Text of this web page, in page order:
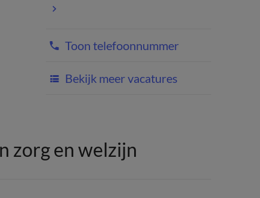
Toon telefoonnummer
Bekijk meer vacatures
zorg en welzijn